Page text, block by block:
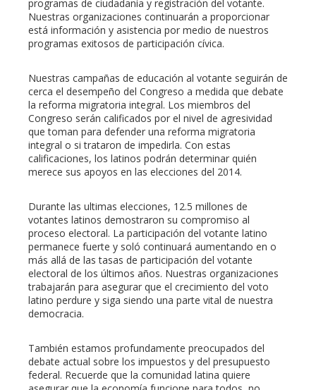
programas de ciudadanía y registración del votante.
Nuestras organizaciones continuarán a proporcionar
está información y asistencia por medio de nuestros
programas exitosos de participación cívica.
Nuestras campañas de educación al votante seguirán de
cerca el desempeño del Congreso a medida que debate
la reforma migratoria integral. Los miembros del
Congreso serán calificados por el nivel de agresividad
que toman para defender una reforma migratoria
integral o si trataron de impedirla. Con estas
calificaciones, los latinos podrán determinar quién
merece sus apoyos en las elecciones del 2014.
Durante las ultimas elecciones, 12.5 millones de
votantes latinos demostraron su compromiso al
proceso electoral. La participación del votante latino
permanece fuerte y soló continuará aumentando en o
más allá de las tasas de participación del votante
electoral de los últimos años. Nuestras organizaciones
trabajarán para asegurar que el crecimiento del voto
latino perdure y siga siendo una parte vital de nuestra
democracia.
También estamos profundamente preocupados del
debate actual sobre los impuestos y del presupuesto
federal. Recuerde que la comunidad latina quiere